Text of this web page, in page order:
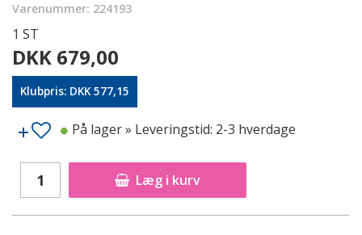
Varenummer: 224193
1 ST
DKK 679,00
Klubpris: DKK 577,15
Læg i kurv
På lager» Leveringstid: 2-3 hverdage